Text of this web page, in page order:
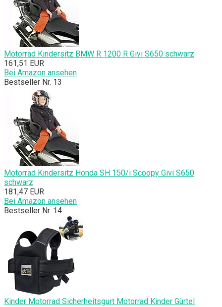
Motorrad Kindersitz BMW R 1200 R Givi S650 schwarz
161,51 EUR
Bei Amazon ansehen
Bestseller Nr. 13
Motorrad Kindersitz Honda SH 150/i Scoopy Givi S650
schwarz
181,47 EUR
Bei Amazon ansehen
Bestseller Nr. 14
Kinder Motorrad Sicherheitsgurt Motorrad Kinder Gürtel